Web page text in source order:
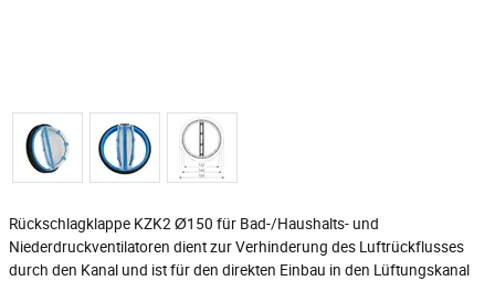
Rückschlagklappe KZK2 Ø150 für Bad-/Haushalts- und
Niederdruckventilatoren dient zur Verhinderung des Luftrückflusses
durch den Kanal und ist für den direkten Einbau in den Lüftungskanal